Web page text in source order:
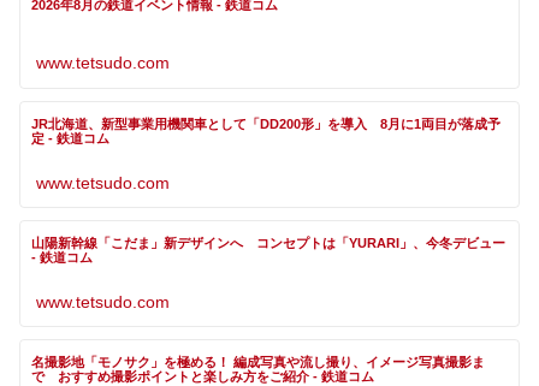
2026年8月の鉄道イベント情報 - 鉄道コム
www.tetsudo.com
JR北海道、新型事業用機関車として「DD200形」を導入 8月に1両目が落成予
定 - 鉄道コム
www.tetsudo.com
山陽新幹線「こだま」新デザインへ コンセプトは「YURARI」、今冬デビュー
- 鉄道コム
www.tetsudo.com
名撮影地「モノサク」を極める！ 編成写真や流し撮り、イメージ写真撮影ま
で おすすめ撮影ポイントと楽しみ方をご紹介 - 鉄道コム